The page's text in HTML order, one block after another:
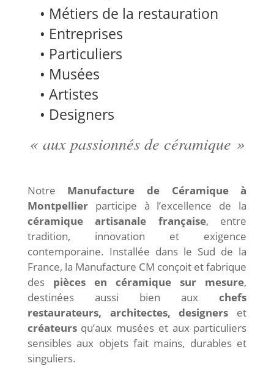
• Métiers de la restauration
• Entreprises
• Particuliers
• Musées
• Artistes
• Designers
« aux passionnés de céramique »
Notre Manufacture de Céramique à
Montpellierparticipe à l’excellence de la
céramique artisanale française, entre
tradition, innovation et exigence
contemporaine. Installée dans le Sud de la
France, la Manufacture CM conçoit et fabrique
des pièces en céramique sur mesure,
destinées aussi bien auxchefs
restaurateurs, architectes, designers et
créateursqu’aux musées et aux particuliers
sensibles aux objets fait mains, durables et
singuliers.